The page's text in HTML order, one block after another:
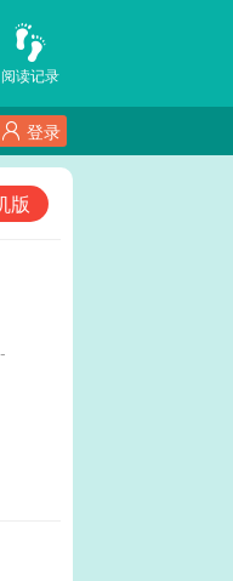
阅读记录
登录
版